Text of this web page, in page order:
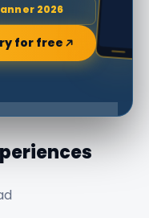
2026
for free